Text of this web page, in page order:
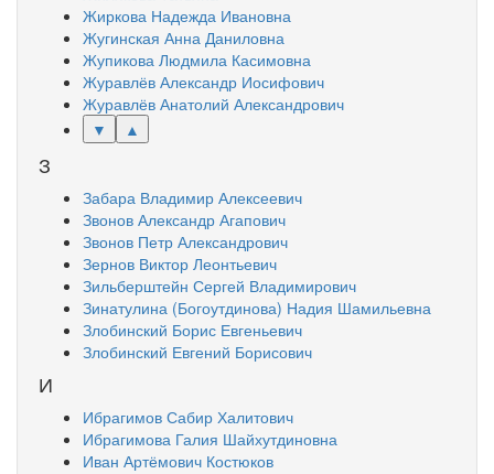
Жиркова Надежда Ивановна
Жугинская Анна Даниловна
Жупикова Людмила Касимовна
Журавлёв Александр Иосифович
Журавлёв Анатолий Александрович
▼
▲
З
Забара Владимир Алексеевич
Звонов Александр Агапович
Звонов Петр Александрович
Зернов Виктор Леонтьевич
Зильберштейн Сергей Владимирович
Зинатулина (Богоутдинова) Надия Шамильевна
Злобинский Борис Евгеньевич
Злобинский Евгений Борисович
И
Ибрагимов Сабир Халитович
Ибрагимова Галия Шайхутдиновна
Иван Артёмович Костюков